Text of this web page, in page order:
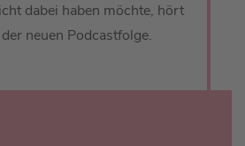
dabei haben möchte, hört
neuen Podcastfolge.